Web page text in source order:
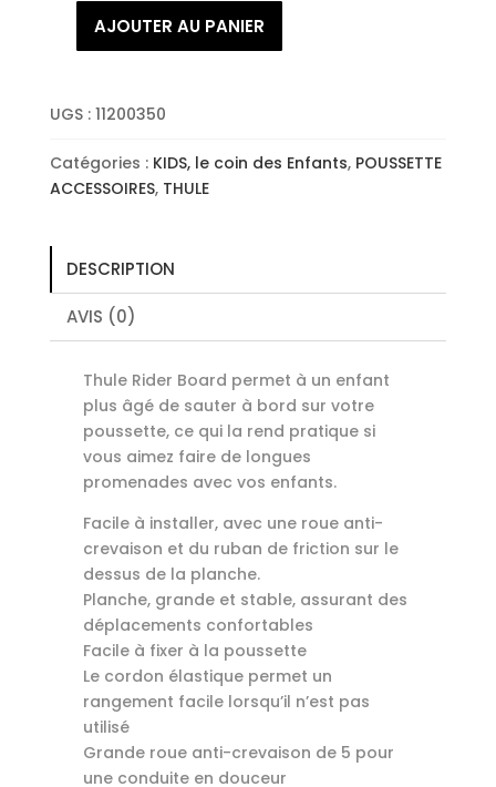
quantité
SPRING
BOARD
AJOUTER AU PANIER
UGS : 11200350
Catégories : KIDS, le coin des Enfants, POUSSETTE
ACCESSOIRES, THULE
DESCRIPTION
AVIS (0)
Thule Rider Board permet à un enfant
plus âgé de sauter à bord sur votre
poussette, ce qui la rend pratique si
vous aimez faire de longues
promenades avec vos enfants.
Facile à installer, avec une roue anti-
crevaison et du ruban de friction sur le
dessus de la planche.
Planche, grande et stable, assurant des
déplacements confortables
Facile à fixer à la poussette
Le cordon élastique permet un
rangement facile lorsqu’il n’est pas
utilisé
Grande roue anti-crevaison de 5 pour
une conduite en douceur